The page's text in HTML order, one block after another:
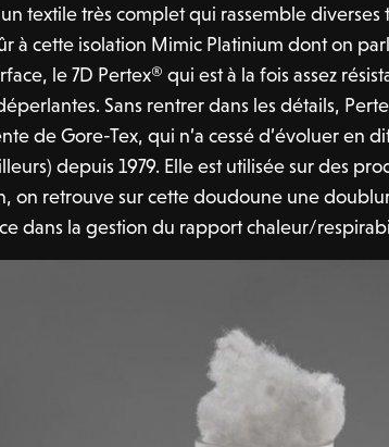
un textile très complet qui rassemble
à cette isolation Mimic Platinium dont on
le 7D Pertex® qui est à la fois assez
Sans rentrer dans les détails,
de Gore-Tex, qui n’a cessé d’évoluer en
depuis 1979. Elle est utilisée sur des
on retrouve sur cette doudoune une
dans la gestion du rapport chaleur/